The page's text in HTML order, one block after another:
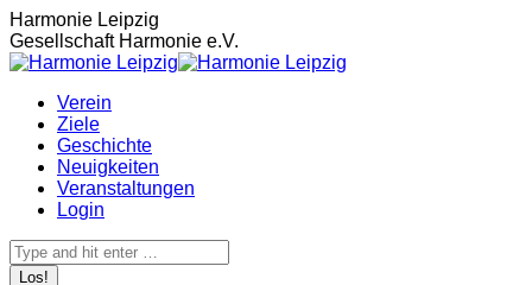
Zum
Inhalt
springen
Harmonie Leipzig
Gesellschaft Harmonie e.V.
Verein
Ziele
Geschichte
Neuigkeiten
Veranstaltungen
Login
Search: